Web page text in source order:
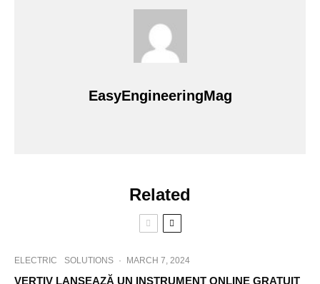
EasyEngineeringMag
Related
ELECTRIC SOLUTIONS · MARCH 7, 2024
VERTIV LANSEAZĂ UN INSTRUMENT ONLINE GRATUIT